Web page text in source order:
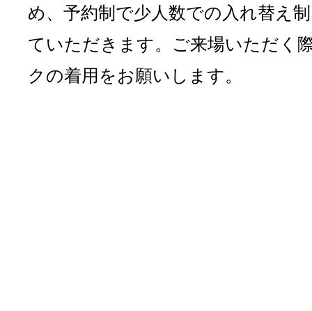
め、予約制で少人数での入れ替え
ていただきます。ご来場いただく
クの着用をお願いします。